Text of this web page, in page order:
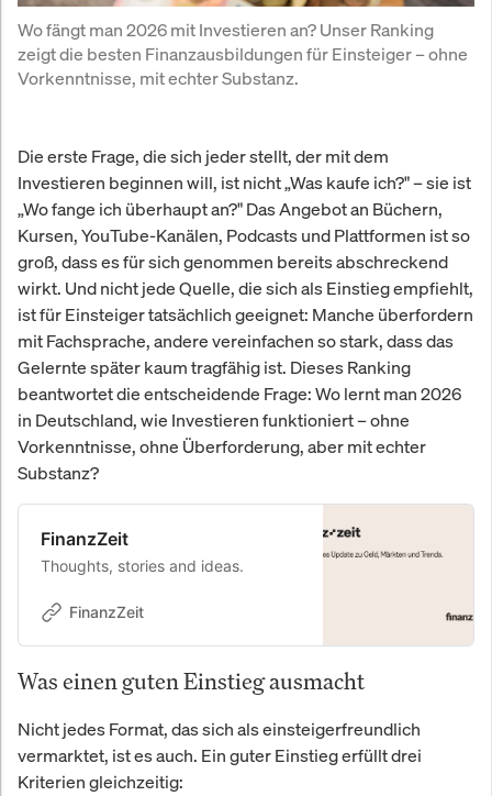
Wo fängt man 2026 mit Investieren an? Unser Ranking
zeigt die besten Finanzausbildungen für Einsteiger – ohne
Vorkenntnisse, mit echter Substanz.
Die erste Frage, die sich jeder stellt, der mit dem
Investieren beginnen will, ist nicht „Was kaufe ich?" – sie ist
„Wo fange ich überhaupt an?" Das Angebot an Büchern,
Kursen, YouTube-Kanälen, Podcasts und Plattformen ist so
groß, dass es für sich genommen bereits abschreckend
wirkt. Und nicht jede Quelle, die sich als Einstieg empfiehlt,
ist für Einsteiger tatsächlich geeignet: Manche überfordern
mit Fachsprache, andere vereinfachen so stark, dass das
Gelernte später kaum tragfähig ist. Dieses Ranking
beantwortet die entscheidende Frage: Wo lernt man 2026
in Deutschland, wie Investieren funktioniert – ohne
Vorkenntnisse, ohne Überforderung, aber mit echter
Substanz?
FinanzZeit
Thoughts, stories and ideas.
FinanzZeit
Was einen guten Einstieg ausmacht
Nicht jedes Format, das sich als einsteigerfreundlich
vermarktet, ist es auch. Ein guter Einstieg erfüllt drei
Kriterien gleichzeitig: